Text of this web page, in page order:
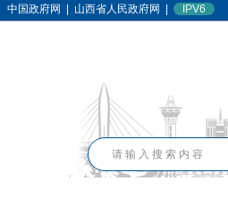
中国政府网 山西省人民政府网 IPV6